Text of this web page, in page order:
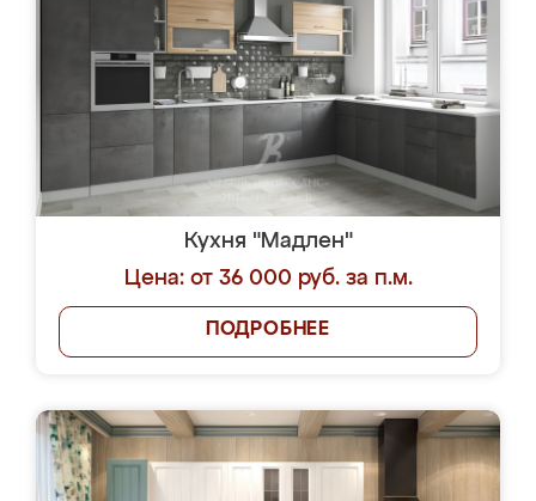
Кухня "Мадлен"
Цена: от 36 000 руб. за п.м.
ПОДРОБНЕЕ